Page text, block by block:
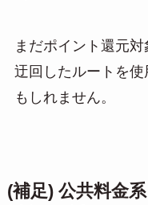
まだポイント還元
迂回したルートを
もしれません。
(補足) 公共料金